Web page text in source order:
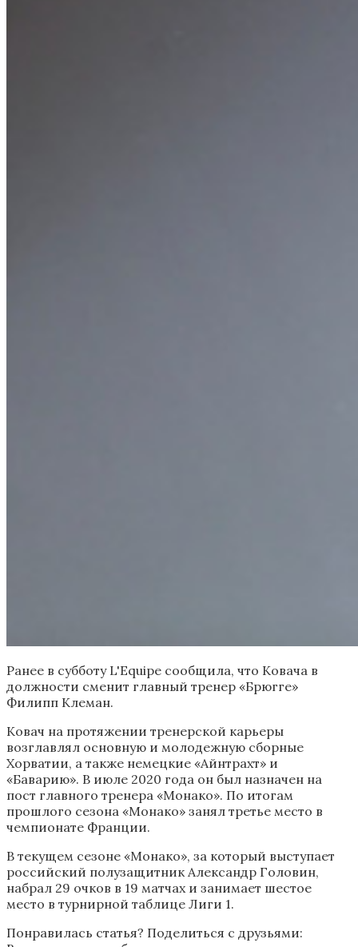
Ранее в субботу L'Equipe сообщила, что Ковача в
должности сменит главный тренер «Брюгге»
Филипп Клеман.
Ковач на протяжении тренерской карьеры
возглавлял основную и молодежную сборные
Хорватии, а также немецкие «Айнтрахт» и
«Баварию». В июле 2020 года он был назначен на
пост главного тренера «Монако». По итогам
прошлого сезона «Монако» занял третье место в
чемпионате Франции.
В текущем сезоне «Монако», за который выступает
российский полузащитник Александр Головин,
набрал 29 очков в 19 матчах и занимает шестое
место в турнирной таблице Лиги 1.
Понравилась статья? Поделиться с друзьями: